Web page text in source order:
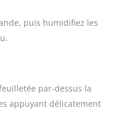
puis humidifiez les
par-dessus la
appuyant délicatement